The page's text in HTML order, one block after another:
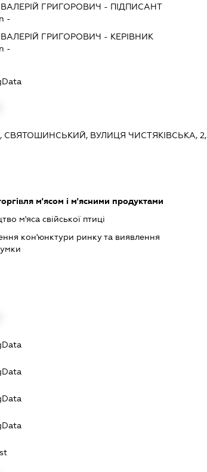
ГРИГОРОВИЧ - ПІДПИСАНТ
-
ГРИГОРОВИЧ - КЕРІВНИК
-
СВЯТОШИНСЬКИЙ, ВУЛИЦЯ ЧИСТЯКІВСЬКА, 2,
м'ясом і м'ясними продуктами
м'яса свійської птиці
кон'юнктури ринку та виявлення